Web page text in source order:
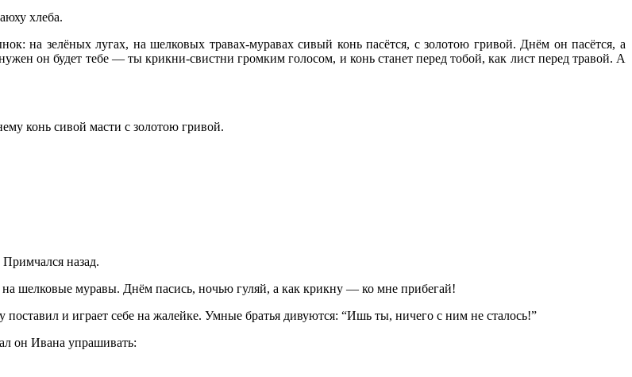
хлеба.
на зелёных лугах, на шелковых травах-муравах сивый конь пасётся, с золотою гривой. Днём он пасётся, а
он будет тебе — ты крикни-свистни громким голосом, и конь станет перед тобой, как лист перед травой. А
конь сивой масти с золотою гривой.
Примчался назад.
шелковые муравы. Днём пасись, ночью гуляй, а как крикну — ко мне прибегай!
и играет себе на жалейке. Умные братья дивуются: “Ишь ты, ничего с ним не сталось!”
он Ивана упрашивать: